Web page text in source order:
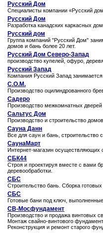
Русский Дом
Специалисты компании «Русский
Русский Дом
Разработка канадских каркасных
Русский дом
Группа компаний "Русский Дом"
домов и бань более 20 лет.
Русский Дом Северо-Запад
производство купелей, офуро,
Русский Запад
Компания Русский Запад
С.О.М.
Производство оцилиндрованного
Садеро
Производство межкомнатных
Сальтус Дом
Производство и строительство
Сауна Данн
Все для саун и бань, строительство
СаунаМарт
Интернет-магазин осуществляющих
СБК44
Строя и проектируя вместе с вами
деревообработки.
СБС
Строительство бань. Сборка
СБС
Готовые бани под ключ,
СВ-Мосфундамент
Производство и продажа винтовых
Монтаж свайно-винтового
Реконструкция и ремонт старого